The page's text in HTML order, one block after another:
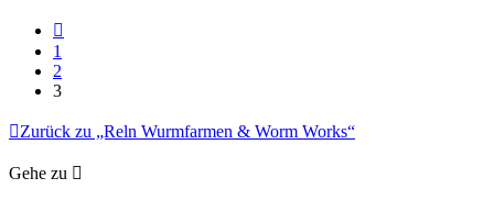
1
2
3
Zurück zu „Reln Wurmfarmen & Worm Works“
Gehe zu